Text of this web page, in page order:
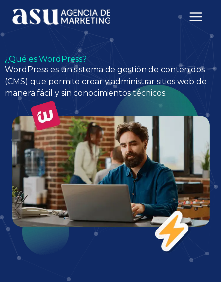
¿Qué es WordPress?
WordPress es un sistema de gestión de contenidos
(CMS) que permite crear y administrar sitios web de
manera fácil y sin conocimientos técnicos.